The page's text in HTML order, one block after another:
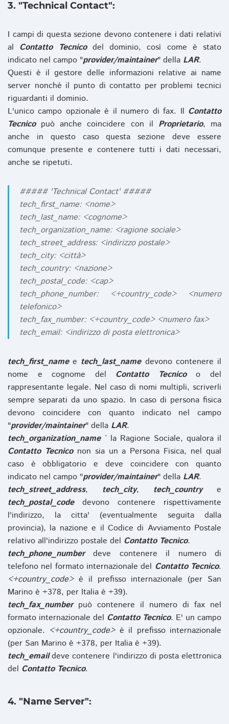
3. "Technical Contact":
I campi di questa sezione devono contenere i dati relativi
al Contatto Tecnicodel dominio, così come è stato
indicato nel campo "provider/maintainer" della LAR.
Questi è il gestore delle informazioni relative ai name
server nonchè il punto di contatto per problemi tecnici
riguardanti il dominio.
L'unico campo opzionale è il numero di fax. Il Contatto
Tecnicopuò anche coincidere con il Proprietario, ma
anche in questo caso questa sezione deve essere
comunque presente e contenere tutti i dati necessari,
anche se ripetuti.
##### 'Technical Contact' #####
tech_first_name: <nome>
tech_last_name: <cognome>
tech_organization_name: <ragione sociale>
tech_street_address: <indirizzo postale>
tech_city: <città>
tech_country: <nazione>
tech_postal_code: <cap>
tech_phone_number: <+country_code> <numero
telefonico>
tech_fax_number: <+country_code> <numero fax>
tech_email: <indirizzo di posta elettronica>
tech_first_namee tech_last_namedevono contenere il
nome e cognome del Contatto Tecnicoo del
rappresentante legale. Nel caso di nomi multipli, scriverli
sempre separati da uno spazio. In caso di persona fisica
devono coincidere con quanto indicato nel campo
"provider/maintainer" della LAR.
tech_organization_name` la Ragione Sociale, qualora il
Contatto Tecniconon sia un a Persona Fisica, nel qual
caso è obbligatorio e deve coincidere con quanto
indicato nel campo "provider/maintainer" della LAR.
tech_street_address, tech_city, tech_countrye
tech_postal_codedevono contenere rispettivamente
l'indirizzo, la citta' (eventualmente seguita dalla
provincia), la nazione e il Codice di Avviamento Postale
relativo all'indirizzo postale del Contatto Tecnico.
tech_phone_numberdeve contenere il numero di
telefono nel formato internazionale del Contatto Tecnico.
<+country_code>è il prefisso internazionale (per San
Marino è +378, per Italia è +39).
tech_fax_numberpuò contenere il numero di fax nel
formato internazionale del Contatto Tecnico. E' un campo
opzionale. <+country_code>è il prefisso internazionale
(per San Marino è +378, per Italia è +39).
tech_emaildeve contenere l'indirizzo di posta elettronica
del Contatto Tecnico.
4. "Name Server":